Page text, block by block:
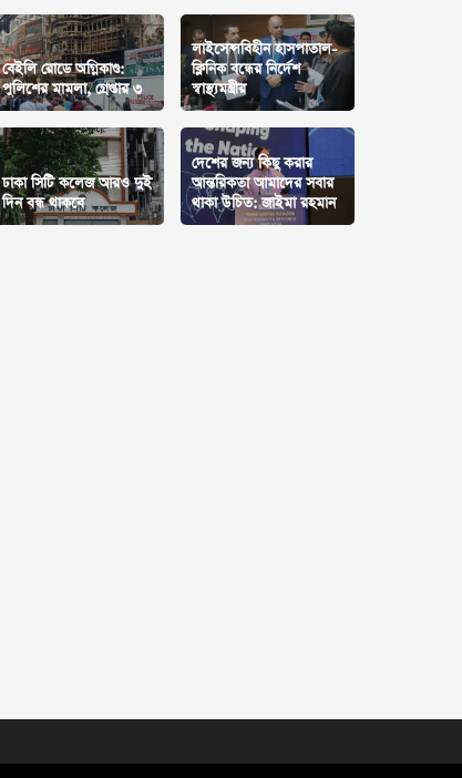
বেইলি রোডে অগ্নিকাণ্ড:
পুলিশের মামলা, গ্রেপ্তার ৩
লাইসেন্সবিহীন হাসপাতাল-
ক্লিনিক বন্ধের নির্দেশ
স্বাস্থ্যমন্ত্রীর
ঢাকা সিটি কলেজ আরও দুই
দিন বন্ধ থাকবে
দেশের জন্য কিছু করার
আন্তরিকতা আমাদের সবার
থাকা উচিত: জাইমা রহমান